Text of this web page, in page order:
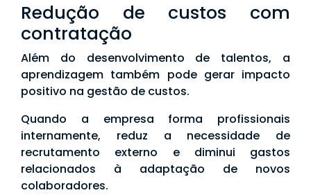
Redução de custos com
contratação
Além do desenvolvimento de talentos, a
aprendizagem também pode gerar impacto
positivo na gestão de custos.
Quando a empresa forma profissionais
internamente, reduz a necessidade de
recrutamento externo e diminui gastos
relacionados à adaptação de novos
colaboradores.